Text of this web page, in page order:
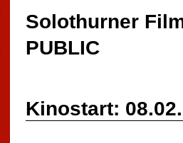
Solothurner
PUBLIC
Kinostart: